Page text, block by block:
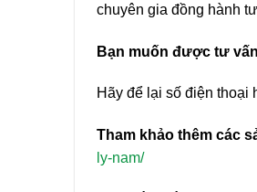
chuyên gia đồng hành
Bạn muốn được tư
Hãy để lại số điện thoại
Tham khảo thêm các
ly-nam/